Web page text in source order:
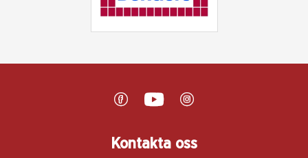
Kontakta oss